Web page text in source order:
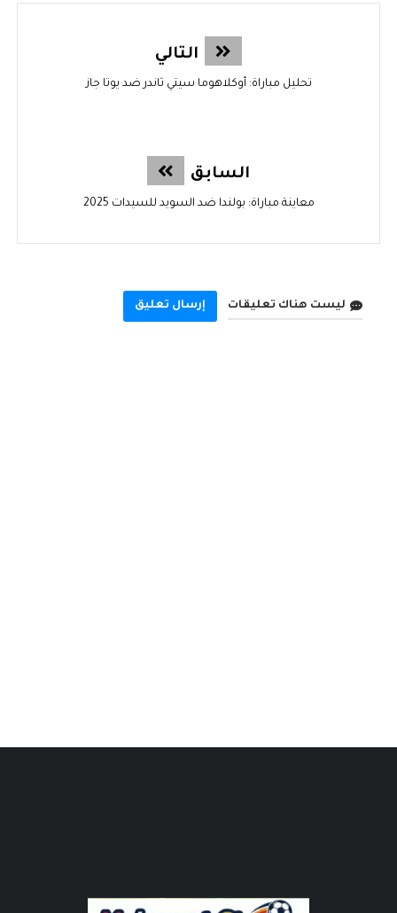
التالي
تحليل مباراة: أوكلاهوما سيتي ثاندر ضد يوتا جاز
السابق
معاينة مباراة: بولندا ضد السويد للسيدات 2025
ليست هناك تعليقات إرسال تعليق